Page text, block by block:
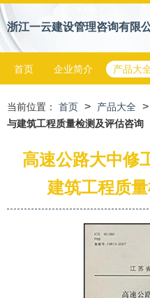
浙江一云建设管理咨询有限
首页 企业简介 产品大
当前位置： 首页 > 产品大全 >
与建筑工程质量检测及评估咨询
高速公路大中修
建筑工程质